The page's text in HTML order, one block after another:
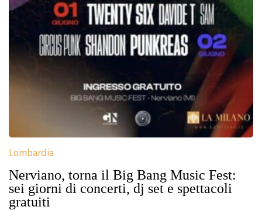
Lombardia
Nerviano, torna il Big Bang Music Fest:
sei giorni di concerti, dj set e spettacoli
gratuiti